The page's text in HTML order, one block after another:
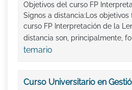
Objetivos del curso FP
Signos a distancia:Los
curso FP Interpretación de la
distancia son, principalmente,
temario
Curso Universitario en